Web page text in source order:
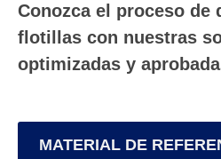
Conozca el proceso de
flotillas con nuestras
optimizadas y
MATERIAL DE